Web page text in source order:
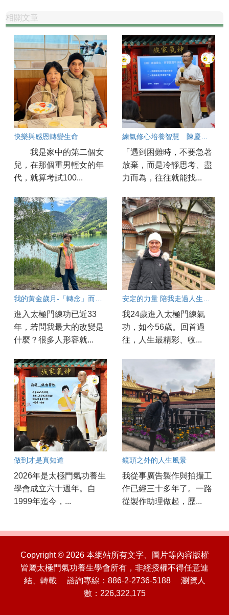
相關文章
快樂與感恩轉變生命
我是家中的第二個女
兒，在那個重男輕女的年
代，就算考試100...
「遇到困難時，不要急著
放棄，而是冷靜思考、盡
力而為，往往就能找...
進入太極門練功已近33
年，若問我最大的改變是
什麼？很多人形容就...
我24歲進入太極門練氣
功，如今56歲。回首過
往，人生最精彩、收...
做到才是真知道
2026年是太極門氣功養生
學會成立六十週年。自
1999年迄今，...
鏡頭之外的人生風景
我從事廣告製作與拍攝工
作已經三十多年了。一路
從製作助理做起，歷...
Copyright © 2026 本網站所有文字、圖片等內容版權
皆屬太極門氣功養生學會所有，非經授權不得任意連
結、轉載 諮詢專線：886-2-2736-5188 瀏覽人
數：226,322,175